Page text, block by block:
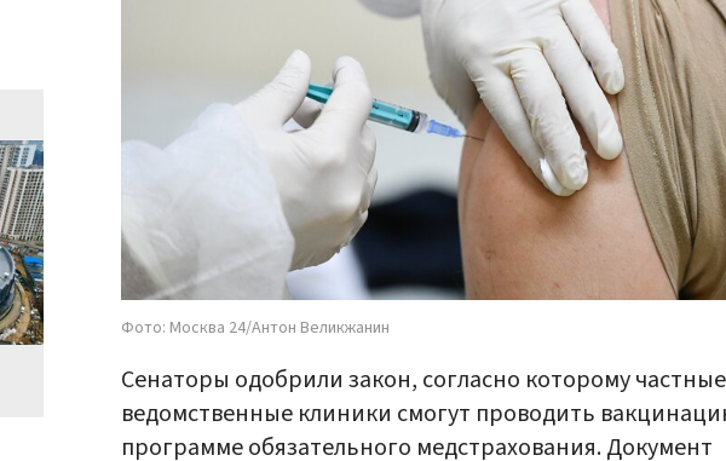
Фото: Москва 24/Антон Великжанин
Сенаторы одобрили закон, согласно которому
ведомственные клиники смогут проводить
программе обязательного медстрахования. Документ